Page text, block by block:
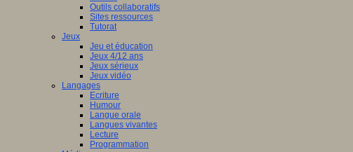
Outils collaboratifs
Sites ressources
Tutorat
Jeux
Jeu et éducation
Jeux 4/12 ans
Jeux sérieux
Jeux vidéo
Langages
Ecriture
Humour
Langue orale
Langues vivantes
Lecture
Programmation